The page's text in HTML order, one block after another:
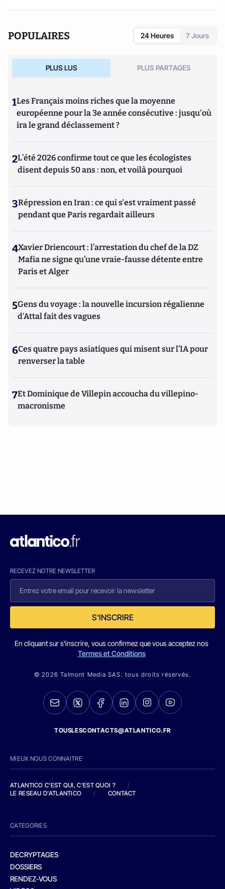
POPULAIRES 24 Heures 7 Jours
PLUS LUS PLUS PARTAGES
1Les Français moins riches que la moyenne
européenne pour la 3e année consécutive : jusqu'où
ira le grand déclassement ?
2L’été 2026 confirme tout ce que les écologistes
disent depuis 50 ans : non, et voilà pourquoi
3Répression en Iran : ce qui s'est vraiment passé
pendant que Paris regardait ailleurs
4Xavier Driencourt : l’arrestation du chef de la DZ
Mafia ne signe qu’une vraie-fausse détente entre
Paris et Alger
5Gens du voyage : la nouvelle incursion régalienne
d'Attal fait des vagues
6Ces quatre pays asiatiques qui misent sur l’IA pour
renverser la table
7Et Dominique de Villepin accoucha du villepino-
macronisme
RECEVEZ NOTRE NEWSLETTER
S'INSCRIRE
En cliquant sur s'inscrire, vous confirmez que vous acceptez nos
Termes et Conditions
© 2026 Talmont Media SAS. tous droits réservés.
TOUSLESCONTACTS@ATLANTICO.FR
MIEUX NOUS CONNAITRE
ATLANTICO C'EST QUI, C'EST QUOI ?
/
LE RESEAU D'ATLANTICO
/ CONTACT
CATEGORIES
DECRYPTAGES
DOSSIERS
RENDEZ-VOUS